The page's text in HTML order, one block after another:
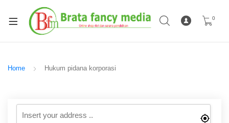
0
Home Hukum pidana korporasi